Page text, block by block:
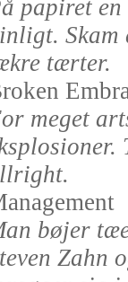
papiret
tærter.
meget
bøjer
Zahn